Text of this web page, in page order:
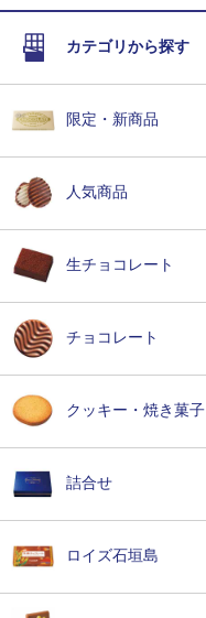
カテゴリから探す
限定・新商品
人気商品
生チョコレート
チョコレート
クッキー・焼き菓子
詰合せ
ロイズ石垣島